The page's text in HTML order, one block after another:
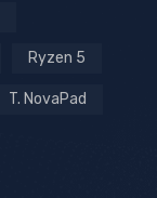
Ryzen 5
T. NovaPad